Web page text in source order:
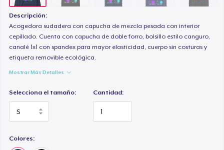
Descripción:
Acogedora sudadera con capucha de mezcla pesada con interior
cepillado. Cuenta con capucha de doble forro, bolsillo estilo canguro,
canalé 1x1 con spandex para mayor elasticidad, cuerpo sin costuras y
etiqueta removible ecológica.
Mostrar Más Detalles
Selecciona el tamaño: Cantidad:
Colores: